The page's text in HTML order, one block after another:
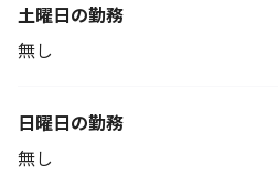
土曜日の勤務
無し
日曜日の勤務
無し